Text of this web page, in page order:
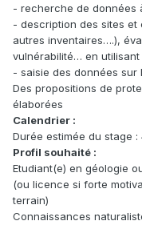
- recherche de données
- description des sites
autres inventaires….),
vulnérabilité… en
- saisie des données sur
Des propositions de
élaborées
Calendrier :
Durée estimée du stage :
Profil souhaité :
Etudiant(e) en géologie
(ou licence si forte
terrain)
Connaissances